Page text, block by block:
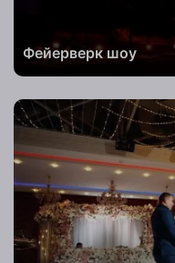
Телефон
Комментарий
к заказу
Фейерверк шоу